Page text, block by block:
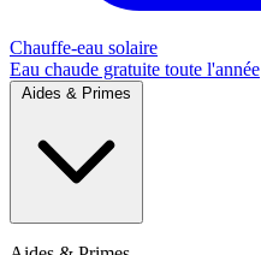
Chauffe-eau solaire
Eau chaude gratuite toute l'année